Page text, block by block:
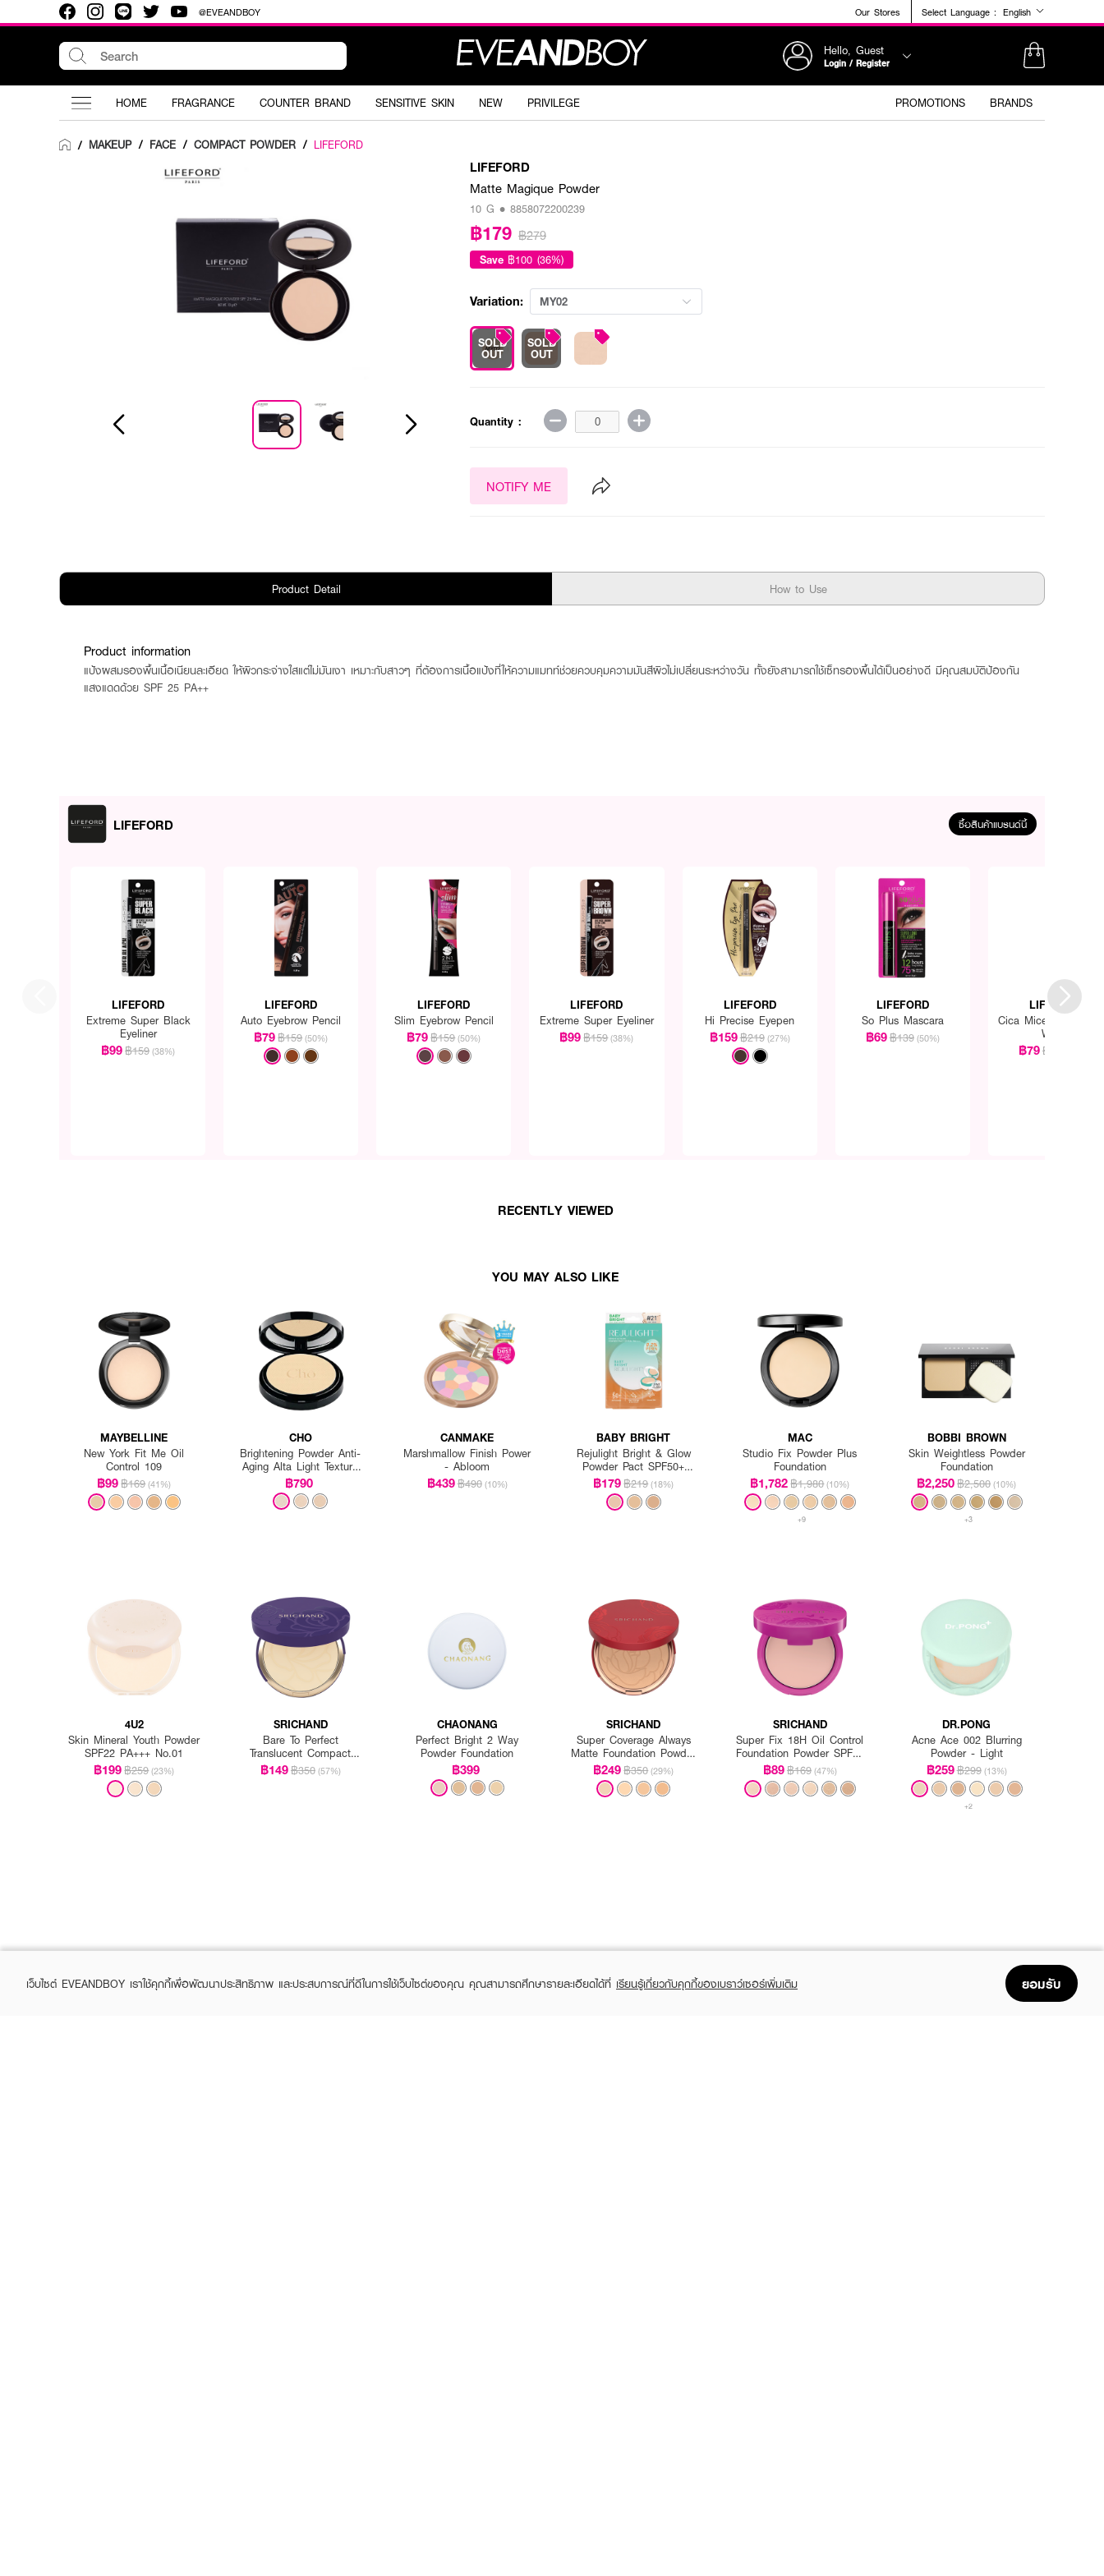
@EVEANDBOY Our Stores Select Language : English
Hello, Guest
Login / Register
HOME FRAGRANCE COUNTER BRAND SENSITIVE SKIN NEW PRIVILEGE PROMOTIONS BRANDS
/ MAKEUP / FACE / COMPACT POWDER / LIFEFORD
LIFEFORD
Matte Magique Powder
10 G • 8858072200239
฿179 ฿279
Save ฿100 (36%)
Variation: MY02
SOLD
OUT
SOLD
OUT
Quantity :
NOTIFY ME
Product Detail How to Use
Product information
แป้งผสมรองพื้นเนื้อเนียนละเอียด ให้ผิวกระจ่างใสแต่ไม่มันเงา เหมาะกับสาวๆ ที่ต้องการเนื้อแป้งที่ให้ความแมทท์ช่วยควบคุมความมันสีผิวไม่เปลี่ยนระหว่างวัน ทั้งยังสามารถใช้เซ็ทรองพื้นได้เป็นอย่างดี มีคุณสมบัติป้องกัน
แสงแดดด้วย SPF 25 PA++
LIFEFORD ซื้อสินค้าแบรนด์นี้
LIFEFORD
Extreme Super Black
Eyeliner
฿99฿159 (38%)
LIFEFORD
Auto Eyebrow Pencil
฿79฿159 (50%)
LIFEFORD
Slim Eyebrow Pencil
฿79฿159 (50%)
LIFEFORD
Extreme Super Eyeliner
฿99฿159 (38%)
LIFEFORD
Hi Precise Eyepen
฿159฿219 (27%)
LIFEFORD
So Plus Mascara
฿69฿139 (50%)
LIFEFORD
Cica Micellar
Water
฿79฿139
RECENTLY VIEWED
YOU MAY ALSO LIKE
MAYBELLINE
New York Fit Me Oil
Control 109
฿99฿169 (41%)
CHO
Brightening Powder Anti-
Aging Alta Light Texture
Vitamin E
฿790
CANMAKE
Marshmallow Finish Power
- Abloom
฿439฿490 (10%)
BABY BRIGHT
Rejulight Bright & Glow
Powder Pact SPF50+
PA++++
฿179฿219 (18%)
MAC
Studio Fix Powder Plus
Foundation
฿1,782฿1,980 (10%)
+9
BOBBI BROWN
Skin Weightless Powder
Foundation
฿2,250฿2,500 (10%)
+3
4U2
Skin Mineral Youth Powder
SPF22 PA+++ No.01
฿199฿259 (23%)
SRICHAND
Bare To Perfect
Translucent Compact
Powder
฿149฿350 (57%)
CHAONANG
Perfect Bright 2 Way
Powder Foundation
฿399
SRICHAND
Super Coverage Always
Matte Foundation Powder
SPF 35 PA++++
฿249฿350 (29%)
SRICHAND
Super Fix 18H Oil Control
Foundation Powder SPF35
PA+++
฿89฿169 (47%)
DR.PONG
Acne Ace 002 Blurring
Powder - Light
฿259฿299 (13%)
+2
เว็บไซต์ EVEANDBOY เราใช้คุกกี้เพื่อพัฒนาประสิทธิภาพ และประสบการณ์ที่ดีในการใช้เว็บไซต์ของคุณ คุณสามารถศึกษารายละเอียดได้ที่ เรียนรู้เกี่ยวกับคุกกี้ของเบราว์เซอร์เพิ่มเติม ยอมรับ